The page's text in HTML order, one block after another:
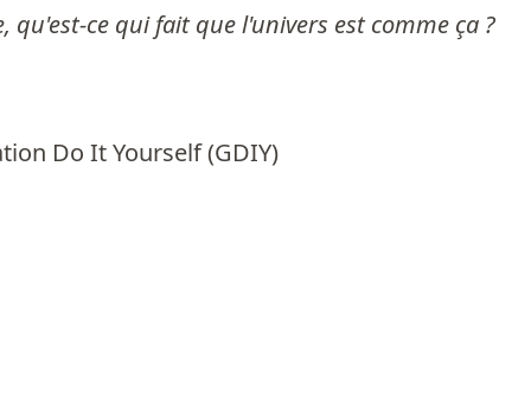
ce qui fait que l'univers est comme ça ?
Do It Yourself (GDIY)